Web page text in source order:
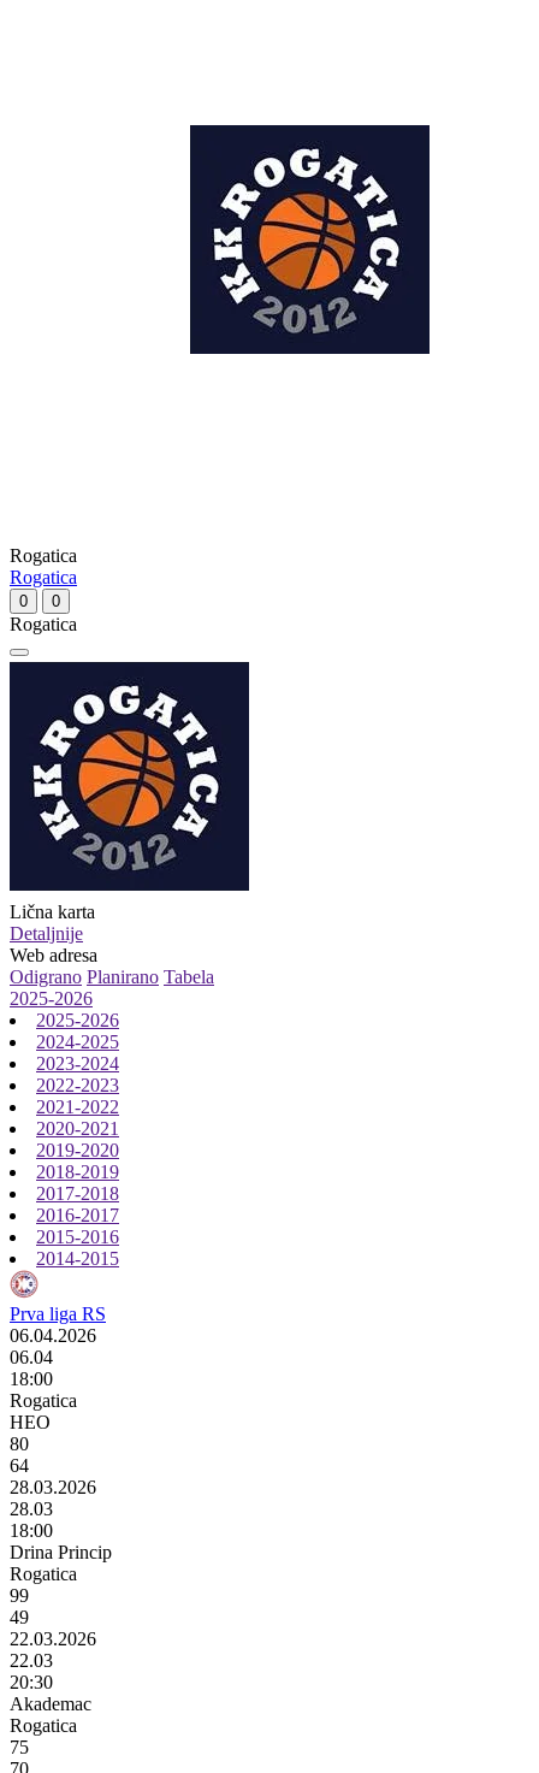
Rogatica
Rogatica
0 0
Rogatica
Lična karta
Detaljnije
Web adresa
Odigrano Planirano Tabela
2025-2026
2025-2026
2024-2025
2023-2024
2022-2023
2021-2022
2020-2021
2019-2020
2018-2019
2017-2018
2016-2017
2015-2016
2014-2015
Prva liga RS
06.04.2026
06.04
18:00
Rogatica
HEO
80
64
28.03.2026
28.03
18:00
Drina Princip
Rogatica
99
49
22.03.2026
22.03
20:30
Akademac
Rogatica
75
70